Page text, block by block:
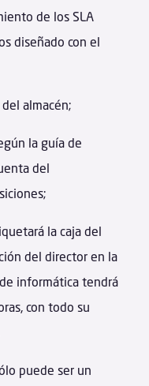
de los SLA
diseñado con el
almacén;
la guía de
del
la caja del
del director en la
informática tendrá
con todo su
puede ser un